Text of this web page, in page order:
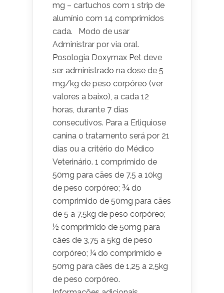
mg – cartuchos com 1 strip de
alumínio com 14 comprimidos
cada. Modo de usar
Administrar por via oral.
Posologia Doxymax Pet deve
ser administrado na dose de 5
mg/kg de peso corpóreo (ver
valores a baixo), a cada 12
horas, durante 7 dias
consecutivos. Para a Erliquiose
canina o tratamento será por 21
dias ou a critério do Médico
Veterinário. 1 comprimido de
50mg para cães de 7,5 a 10kg
de peso corpóreo; ¾ do
comprimido de 50mg para cães
de 5 a 7,5kg de peso corpóreo;
½ comprimido de 50mg para
cães de 3,75 a 5kg de peso
corpóreo; ¼ do comprimido e
50mg para cães de 1,25 a 2,5kg
de peso corpóreo.